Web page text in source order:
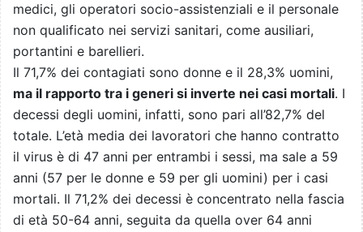
medici, gli operatori socio-assistenziali e il personale
non qualificato nei servizi sanitari, come ausiliari,
portantini e barellieri.
Il 71,7% dei contagiati sono donne e il 28,3% uomini,
ma il rapporto tra i generi si inverte nei casi mortali. I
decessi degli uomini, infatti, sono pari all’82,7% del
totale. L’età media dei lavoratori che hanno contratto
il virus è di 47 anni per entrambi i sessi, ma sale a 59
anni (57 per le donne e 59 per gli uomini) per i casi
mortali. Il 71,2% dei decessi è concentrato nella fascia
di età 50-64 anni, seguita da quella over 64 anni